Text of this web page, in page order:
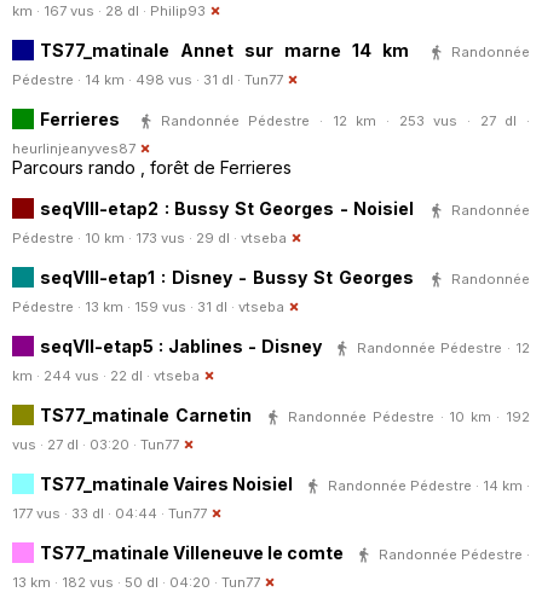
km · 167 vus · 28 dl · Philip93
TS77_matinale Annet sur marne 14 km
Randonnée
Pédestre · 14 km · 498 vus · 31 dl · Tun77
Ferrieres
Randonnée Pédestre · 12 km · 253 vus · 27 dl ·
heurlinjeanyves87
Parcours rando , forêt de Ferrieres
seqVIII-etap2 : Bussy St Georges - Noisiel
Randonnée
Pédestre · 10 km · 173 vus · 29 dl · vtseba
seqVIII-etap1 : Disney - Bussy St Georges
Randonnée
Pédestre · 13 km · 159 vus · 31 dl · vtseba
seqVII-etap5 : Jablines - Disney
Randonnée Pédestre · 12
km · 244 vus · 22 dl · vtseba
TS77_matinale Carnetin
Randonnée Pédestre · 10 km · 192
vus · 27 dl · 03:20 · Tun77
TS77_matinale Vaires Noisiel
Randonnée Pédestre · 14 km ·
177 vus · 33 dl · 04:44 · Tun77
TS77_matinale Villeneuve le comte
Randonnée Pédestre ·
13 km · 182 vus · 50 dl · 04:20 · Tun77